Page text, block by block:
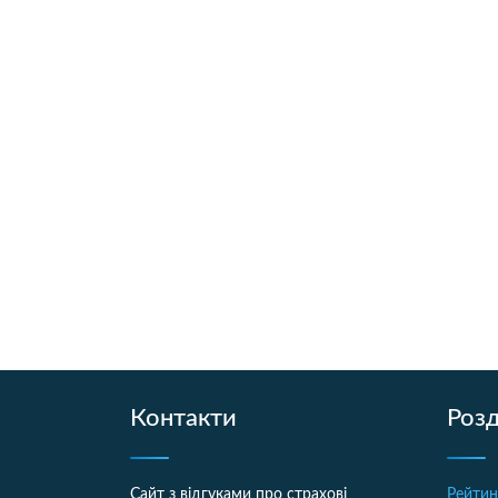
Контакти
Сайт з відгуками про страхові